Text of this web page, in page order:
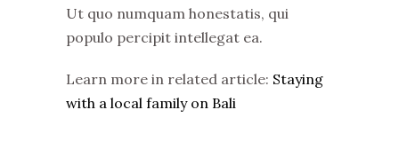
Ut quo numquam honestatis, qui
populo percipit intellegat ea.
Learn more in related article: Staying
with a local family on Bali